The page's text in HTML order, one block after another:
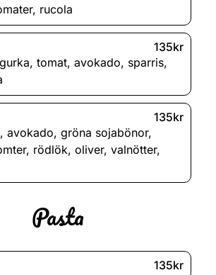
, rucola
135kr
gurka, tomat, avokado, sparris,
135kr
, avokado, gröna sojabönor,
, rödlök, oliver, valnötter,
Pasta
135kr